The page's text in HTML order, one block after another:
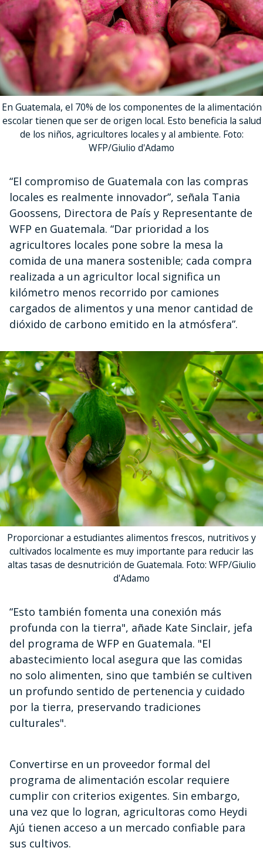
En Guatemala, el 70% de los componentes de la alimentación
escolar tienen que ser de origen local. Esto beneficia la salud
de los niños, agricultores locales y al ambiente. Foto:
WFP/Giulio d'Adamo
“El compromiso de Guatemala con las compras
locales es realmente innovador”, señala Tania
Goossens, Directora de País y Representante de
WFP en Guatemala. “Dar prioridad a los
agricultores locales pone sobre la mesa la
comida de una manera sostenible; cada compra
realizada a un agricultor local significa un
kilómetro menos recorrido por camiones
cargados de alimentos y una menor cantidad de
dióxido de carbono emitido en la atmósfera”.
Proporcionar a estudiantes alimentos frescos, nutritivos y
cultivados localmente es muy importante para reducir las
altas tasas de desnutrición de Guatemala. Foto: WFP/Giulio
d'Adamo
“Esto también fomenta una conexión más
profunda con la tierra", añade Kate Sinclair, jefa
del programa de WFP en Guatemala. "El
abastecimiento local asegura que las comidas
no solo alimenten, sino que también se cultiven
un profundo sentido de pertenencia y cuidado
por la tierra, preservando tradiciones
culturales".
Convertirse en un proveedor formal del
programa de alimentación escolar requiere
cumplir con criterios exigentes. Sin embargo,
una vez que lo logran, agricultoras como Heydi
Ajú tienen acceso a un mercado confiable para
sus cultivos.